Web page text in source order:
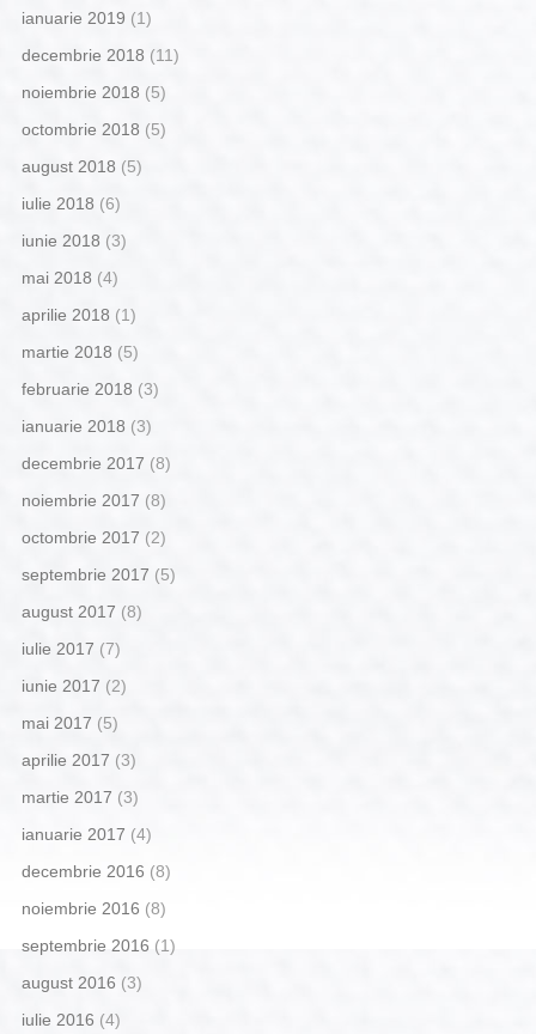
ianuarie 2019 (1)
decembrie 2018 (11)
noiembrie 2018 (5)
octombrie 2018 (5)
august 2018 (5)
iulie 2018 (6)
iunie 2018 (3)
mai 2018 (4)
aprilie 2018 (1)
martie 2018 (5)
februarie 2018 (3)
ianuarie 2018 (3)
decembrie 2017 (8)
noiembrie 2017 (8)
octombrie 2017 (2)
septembrie 2017 (5)
august 2017 (8)
iulie 2017 (7)
iunie 2017 (2)
mai 2017 (5)
aprilie 2017 (3)
martie 2017 (3)
ianuarie 2017 (4)
decembrie 2016 (8)
noiembrie 2016 (8)
septembrie 2016 (1)
august 2016 (3)
iulie 2016 (4)